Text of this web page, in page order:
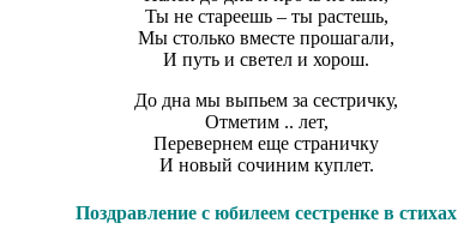
Ты не стареешь – ты растешь,
Мы столько вместе прошагали,
И путь и светел и хорош.
До дна мы выпьем за сестричку,
Отметим .. лет,
Перевернем еще страничку
И новый сочиним куплет.
Поздравление с юбилеем сестренке в стихах